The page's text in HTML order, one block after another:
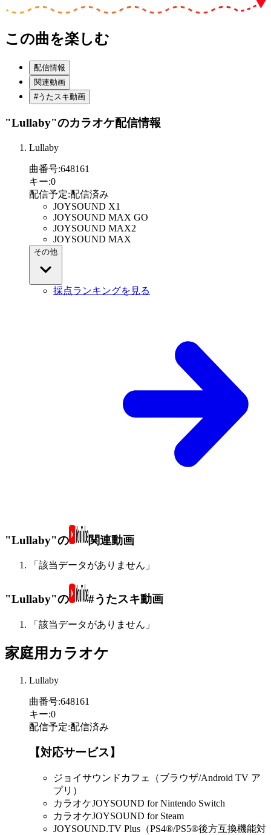
この曲を楽しむ
配信情報
関連動画
#うたスキ動画
"Lullaby"のカラオケ配信情報
Lullaby
曲番号:648161
キー:0
配信予定:配信済み
JOYSOUND X1
JOYSOUND MAX GO
JOYSOUND MAX2
JOYSOUND MAX
その他
採点ランキングを見る
"Lullaby"の 関連動画
「該当データがありません」
"Lullaby"の #うたスキ動画
「該当データがありません」
家庭用カラオケ
Lullaby
曲番号:648161
キー:0
配信予定:配信済み
【対応サービス】
ジョイサウンドカフェ（ブラウザ/Android TV ア
プリ）
カラオケJOYSOUND for Nintendo Switch
カラオケJOYSOUND for Steam
JOYSOUND.TV Plus（PS4®/PS5®後方互換機能対